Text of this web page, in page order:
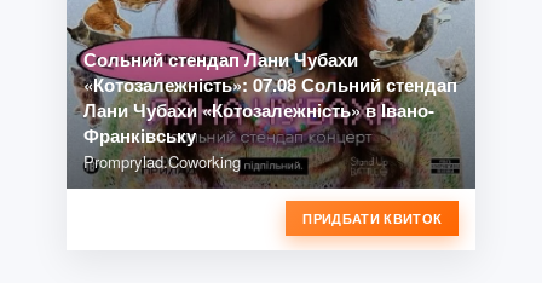
Сольний стендап Лани Чубахи
«Котозалежність»: 07.08 Сольний стендап
Лани Чубахи «Котозалежність» в Івано-
Франківську
Promprylad.Coworking
ПРИДБАТИ КВИТОК